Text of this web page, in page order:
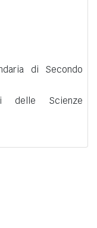
di Secondo
delle Scienze